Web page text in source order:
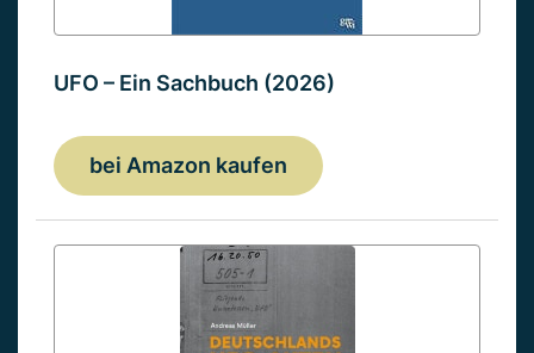
UFO – Ein Sachbuch (2026)
bei Amazon kaufen